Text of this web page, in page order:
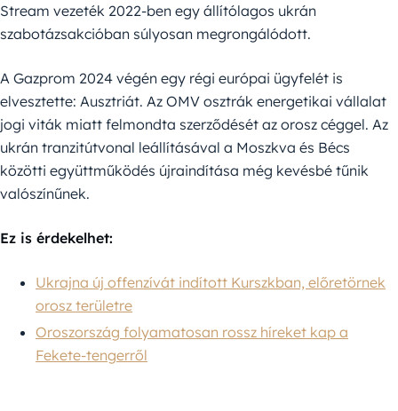
Stream vezeték 2022-ben egy állítólagos ukrán
szabotázsakcióban súlyosan megrongálódott.
A Gazprom 2024 végén egy régi európai ügyfelét is
elvesztette: Ausztriát. Az OMV osztrák energetikai vállalat
jogi viták miatt felmondta szerződését az orosz céggel. Az
ukrán tranzitútvonal leállításával a Moszkva és Bécs
közötti együttműködés újraindítása még kevésbé tűnik
valószínűnek.
Ez is érdekelhet:
Ukrajna új offenzívát indított Kurszkban, előretörnek
orosz területre
Oroszország folyamatosan rossz híreket kap a
Fekete-tengerről